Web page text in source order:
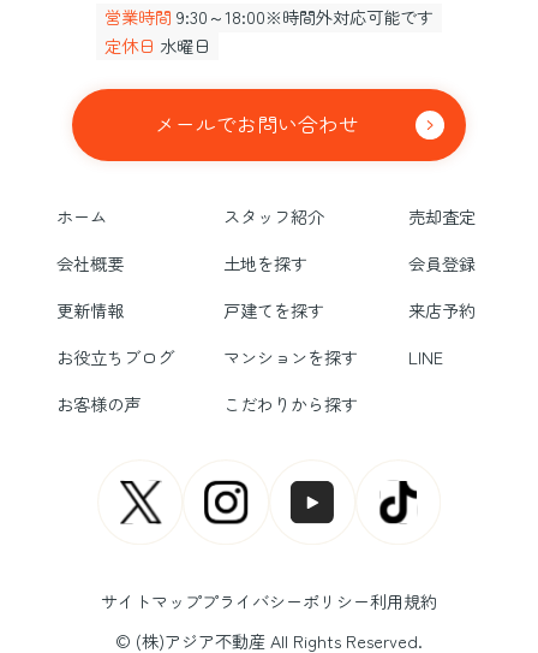
営業時間 9:30～18:00※時間外対応可能です
定休日 水曜日
メールでお問い合わせ
ホーム スタッフ紹介
売却査定
会社概要
土地を探す
会員登録
更新情報
戸建てを探す
来店予約
お役立ちブログ
マンションを探す
LINE
お客様の声
こだわりから探す
サイトマッププライバシーポリシー利用規約
© (株)アジア不動産 All Rights Reserved.